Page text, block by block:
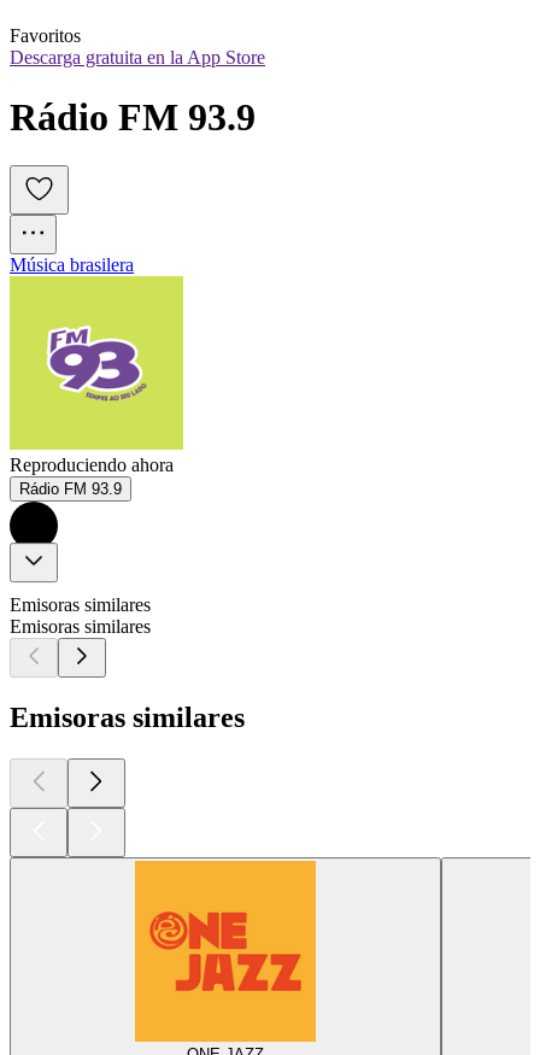
Favoritos
Descarga gratuita en la App Store
Rádio FM 93.9
Música brasilera
Reproduciendo ahora
Rádio FM 93.9
Emisoras similares
Emisoras similares
Emisoras similares